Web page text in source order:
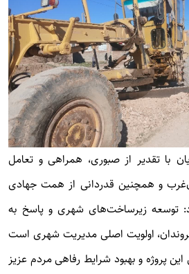
با تقدیر از صبوری، همراهی و تعامل
و همچنین قدردانی از همت جهادی
توسعه زیرساخت‌های شهری و پاسخ به
اولویت اصلی مدیریت شهری است
این پروژه و بهبود شرایط رفاهی مردم عزیز